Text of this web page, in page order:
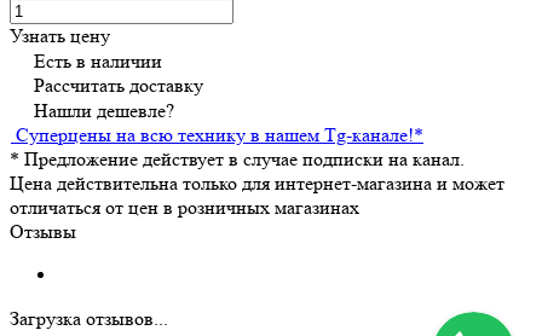
Узнать цену
Есть в наличии
Рассчитать доставку
Нашли дешевле?
Суперцены на всю технику в нашем Tg-канале!*
* Предложение действует в случае подписки на канал.
Цена действительна только для интернет-магазина и может
отличаться от цен в розничных магазинах
Отзывы
Загрузка отзывов...